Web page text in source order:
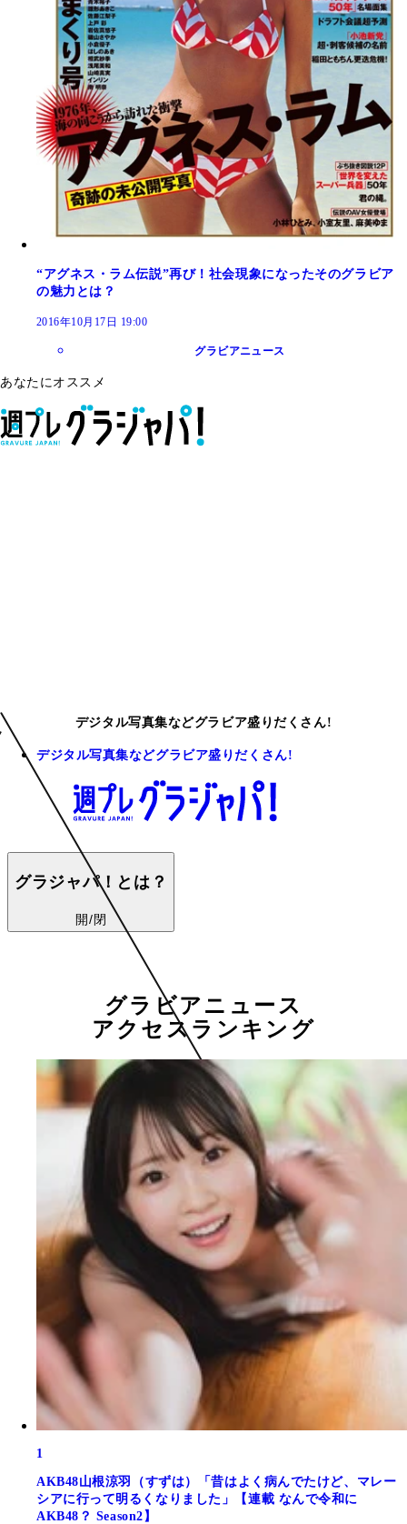
“アグネス・ラム伝説”再び！社会現象になったそのグラビア
の魅力とは？
2016年10月17日 19:00
グラビアニュース
あなたにオススメ
デジタル写真集などグラビア盛りだくさん!
デジタル写真集などグラビア盛りだくさん!
グラジャパ！とは？
開/閉
グラビアニュース
アクセスランキング
1
AKB48山根涼羽（すずは）「昔はよく病んでたけど、マレー
シアに行って明るくなりました」【連載 なんで令和に
AKB48？ Season2】